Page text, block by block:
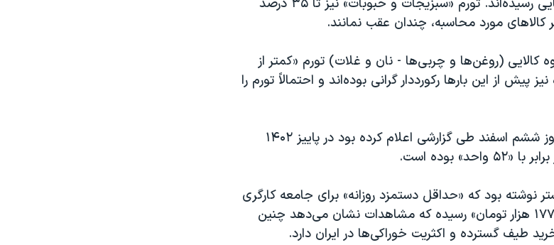
گران‌تر به دست مصرف‌کننده نهایی رسیده‌اند. تورم «سبزیجات و حبوبات» نیز تا ۳۵ درصد
مورد محاسبه، چندان عقب نمانند.
کالایی (روغن‌ها و چربی‌ها - نان و غلات) تورم «کمتر از
پیش از این بارها رکورددار گرانی بوده‌اند و احتمالاً تورم را
وب‌سایت اقتصادی «اکو ایران» روز ششم اسفند طی گزارشی اعلام کرده بود در پاییز ۱۴۰۲
بوده است.
نوشته بود که «حداقل دستمزد روزانه» برای جامعه کارگری
در حالی برای امسال به «حدود ۱۷۷ هزار تومان» رسیده که مشاهدات نشان می‌دهد چنین
طیف گسترده و اکثریت خوراکی‌ها در ایران دارد.